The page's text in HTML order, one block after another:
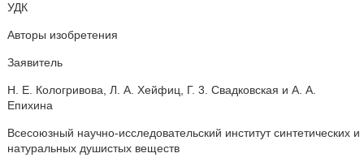
УДК
Авторы изобретения
Заявитель
H. Е. Кологривова, Л. А. Хейфиц, Г. 3. Свадковская и А. А.
Епихина
Всесоюзный научно-исследовательский институт синтетических и
натуральных душистых веществ